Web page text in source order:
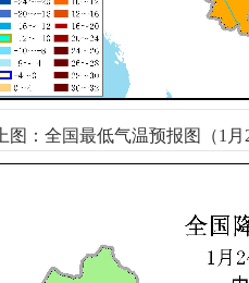
上图：全国最低气温预报图（1